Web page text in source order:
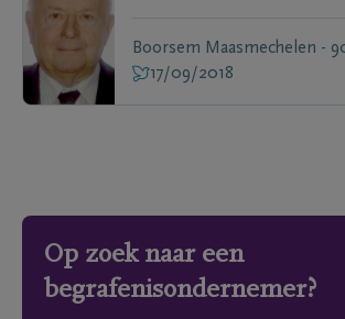
Boorsem Maasmechelen -
17/09/2018
Op zoek naar een
begrafenisondernemer?